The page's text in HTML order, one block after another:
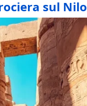
sul Nilo